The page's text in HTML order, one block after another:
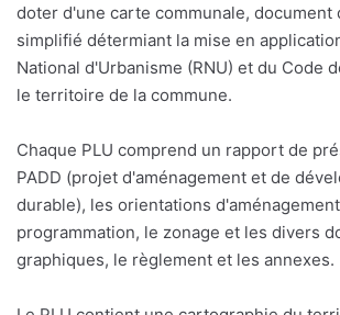
doter d'une carte communale, document
simplifié détermiant la mise en
National d'Urbanisme (RNU) et du Code
le territoire de la commune.
Chaque PLU comprend un rapport de
PADD (projet d'aménagement et de
durable), les orientations
programmation, le zonage et les divers
graphiques, le règlement et les annexes.